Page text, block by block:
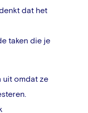
dat het
taken die je
uit omdat ze